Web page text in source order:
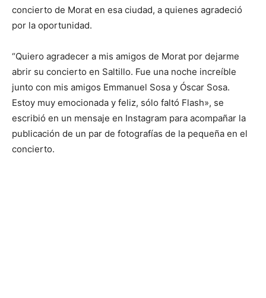
concierto de Morat en esa ciudad, a quienes agradeció
por la oportunidad.
“Quiero agradecer a mis amigos de Morat por dejarme
abrir su concierto en Saltillo. Fue una noche increíble
junto con mis amigos Emmanuel Sosa y Óscar Sosa.
Estoy muy emocionada y feliz, sólo faltó Flash», se
escribió en un mensaje en Instagram para acompañar la
publicación de un par de fotografías de la pequeña en el
concierto.